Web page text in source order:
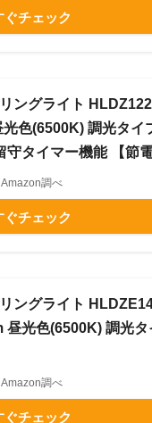
チェック
ングライト
色(6500K) 調光タイ
タイマー機能 【節電
調べ
チェック
ングライト
昼光色(6500K) 調光タ
調べ
チェック